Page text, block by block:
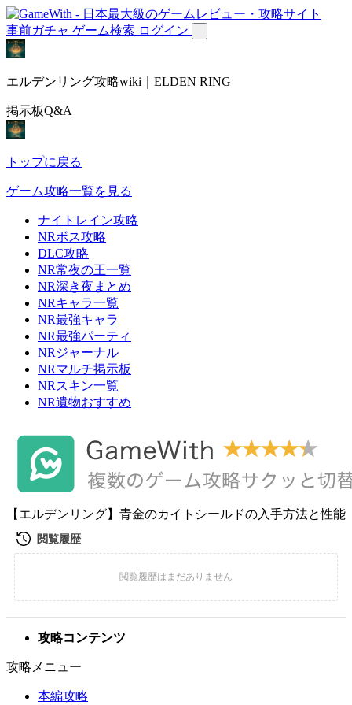
事前ガチャ ゲーム検索 ログイン
エルデンリング攻略wiki｜ELDEN RING
掲示板Q&A
トップに戻る
ゲーム攻略一覧を見る
ナイトレイン攻略
NRボス攻略
DLC攻略
NR常夜の王一覧
NR深き夜まとめ
NRキャラ一覧
NR最強キャラ
NR最強パーティ
NRジャーナル
NRマルチ掲示板
NRスキン一覧
NR遺物おすすめ
【エルデンリング】青金のカイトシールドの入手方法と性能
攻略コンテンツ
攻略メニュー
本編攻略